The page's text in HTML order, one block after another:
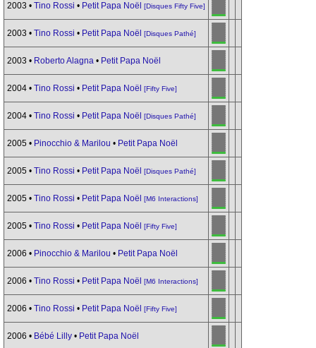
2003 • Tino Rossi • Petit Papa Noël [Disques Fifty Five]
2003 • Tino Rossi • Petit Papa Noël [Disques Pathé]
2003 • Roberto Alagna • Petit Papa Noël
2004 • Tino Rossi • Petit Papa Noël [Fifty Five]
2004 • Tino Rossi • Petit Papa Noël [Disques Pathé]
2005 • Pinocchio & Marilou • Petit Papa Noël
2005 • Tino Rossi • Petit Papa Noël [Disques Pathé]
2005 • Tino Rossi • Petit Papa Noël [M6 Interactions]
2005 • Tino Rossi • Petit Papa Noël [Fifty Five]
2006 • Pinocchio & Marilou • Petit Papa Noël
2006 • Tino Rossi • Petit Papa Noël [M6 Interactions]
2006 • Tino Rossi • Petit Papa Noël [Fifty Five]
2006 • Bébé Lilly • Petit Papa Noël